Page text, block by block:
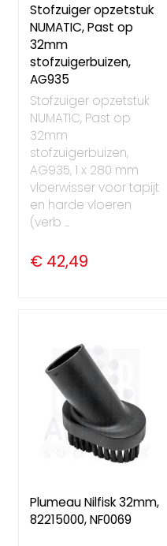
Stofzuiger opzetstuk
NUMATIC, Past op
32mm
stofzuigerbuizen,
AG935
Stofzuiger opzetstuk
NUMATIC, Past op
32mm
stofzuigerbuizen,
AG935, 1 x 280 mm
vloerwisser voor tapijt
en harde vloeren
(verb ...
€ 42,49
Plumeau Nilfisk 32mm,
82215000, NF0069